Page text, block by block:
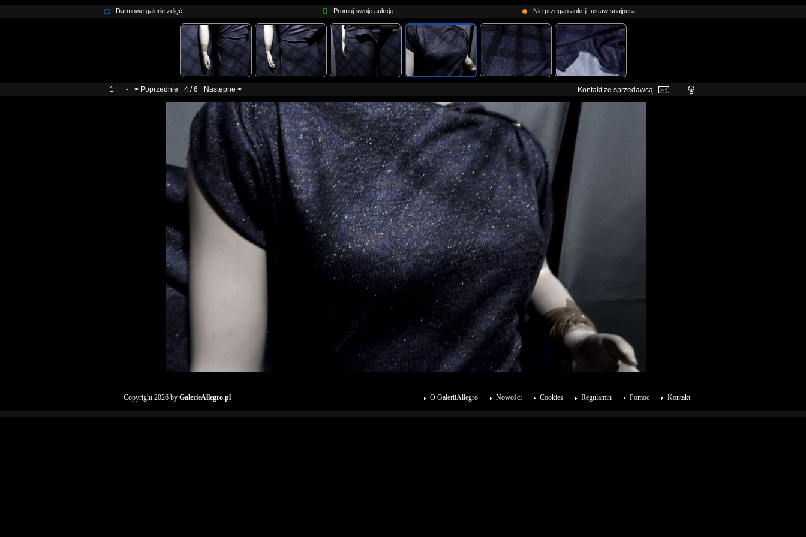
Darmowe galerie zdjęć Promuj swoje aukcje Nie przegap aukcji, ustaw snajpera
1 - < Poprzednie 4 / 6 Następne > Kontakt ze sprzedawcą
Copyright 2026 by GalerieAllegro.pl Kontakt
Pomoc
Regulamin
Cookies
Nowości
O GaleriiAllegro